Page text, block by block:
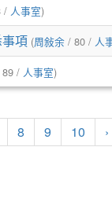
/ 人事室)
項 (周敍余 / 80 / 人
/ 人事室)
8 9 10 ›